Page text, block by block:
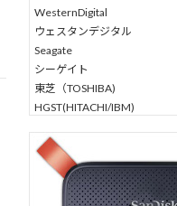
Apple アップル社
ハードディスク以外のメディア
SSD
SDカード
USBメモリ
デジカメ
CompactFlash
コンパクトフラッシュ
microSDカード
なども可能です。
WesternDigital
ウェスタンデジタル
Seagate
シーゲイト
東芝（TOSHIBA)
HGST(HITACHI/IBM)
バッファロー
I-O DATA
アイ オー データ